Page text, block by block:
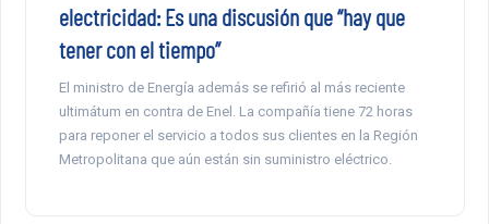
electricidad: Es una discusión que “hay que
tener con el tiempo”
El ministro de Energía además se refirió al más reciente
ultimátum en contra de Enel. La compañía tiene 72 horas
para reponer el servicio a todos sus clientes en la Región
Metropolitana que aún están sin suministro eléctrico.